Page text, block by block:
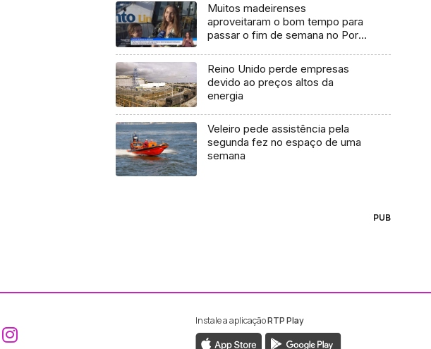
Muitos madeirenses
aproveitaram o bom tempo para
passar o fim de semana no Porto
Reino Unido perde empresas
devido ao preços altos da
energia
Veleiro pede assistência pela
segunda fez no espaço de uma
semana
PUB
Aceder ao Facebook da RTP Madeira
Aceder ao Instagram da RTP Madeira
Instale a aplicaçãoRTP Play